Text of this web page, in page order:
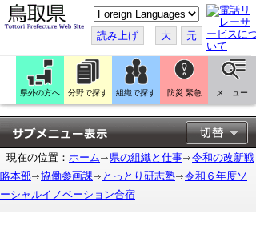
こ
の
ペ
ー
ジ
翻
訳
す
る
読み上げ 大 元
県外の方へ 分野で探す 組織で探す 防災 緊急 メニュー
現在の位置： ホーム 県の組織と仕事
令和の改新戦
略本部
協働参画課 とっとり研志塾
令和６年度ソ
ーシャルイノベーション合宿